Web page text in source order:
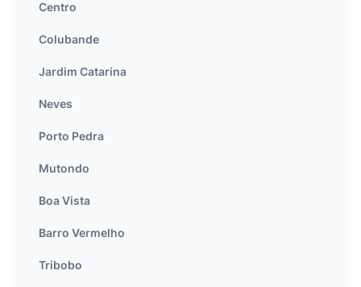
Centro
Colubande
Jardim Catarina
Neves
Porto Pedra
Mutondo
Boa Vista
Barro Vermelho
Tribobo